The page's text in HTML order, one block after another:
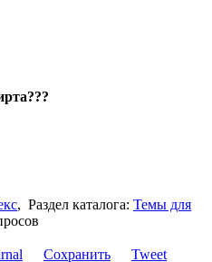
, Раздел каталога: Темы для
Сохранить Tweet